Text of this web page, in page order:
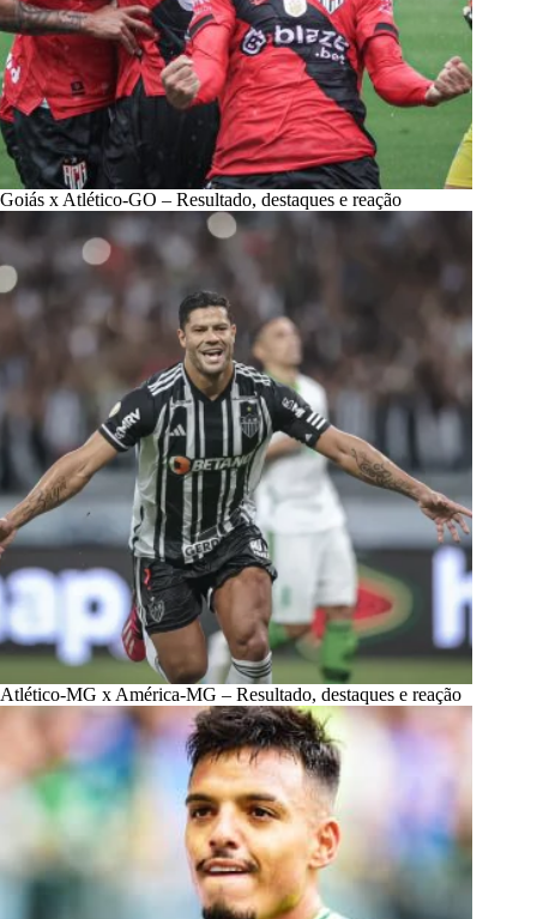
Goiás x Atlético-GO – Resultado, destaques e reação
Atlético-MG x América-MG – Resultado, destaques e reação